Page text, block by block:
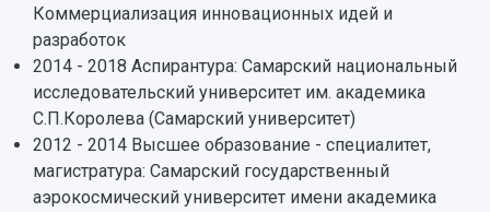
Международный межвузовский кампус
Сведения об образовательной организации
Официальные документы
Коммерциализация инновационных идей и
разработок
2014 - 2018 Аспирантура: Самарский национальный
исследовательский университет им. академика
С.П.Королева (Самарский университет)
2012 - 2014 Высшее образование - специалитет,
магистратура: Самарский государственный
аэрокосмический университет имени академика